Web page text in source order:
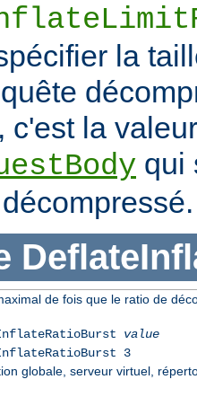
la
c'est la
qui
de fois que le ratio de
value
3
globale, serveur virtuel,